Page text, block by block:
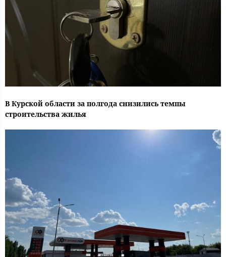
В Курской области за полгода снизились темпы
строительства жилья